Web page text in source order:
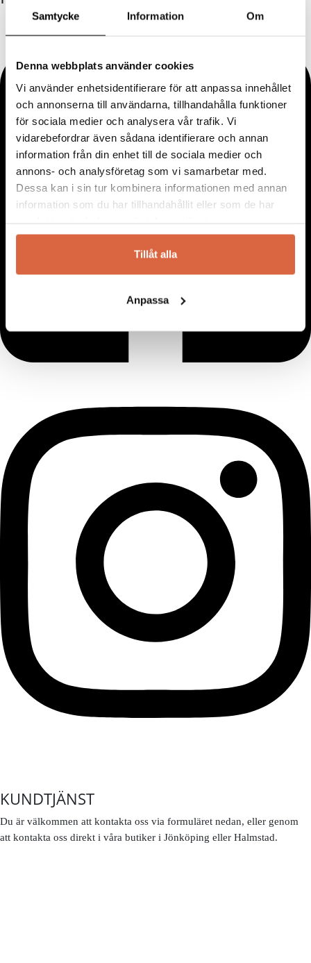
Samtycke Information Om
Denna webbplats använder cookies
Vi använder enhetsidentifierare för att anpassa innehållet
och annonserna till användarna, tillhandahålla funktioner
för sociala medier och analysera vår trafik. Vi
vidarebefordrar även sådana identifierare och annan
information från din enhet till de sociala medier och
annons- och analysföretag som vi samarbetar med.
Dessa kan i sin tur kombinera informationen med annan
information som du har tillhandahållit eller som de har
Tillåt alla
Anpassa
KUNDTJÄNST
Du är välkommen att kontakta oss via formuläret nedan, eller genom
att kontakta oss direkt i våra butiker i Jönköping eller Halmstad.